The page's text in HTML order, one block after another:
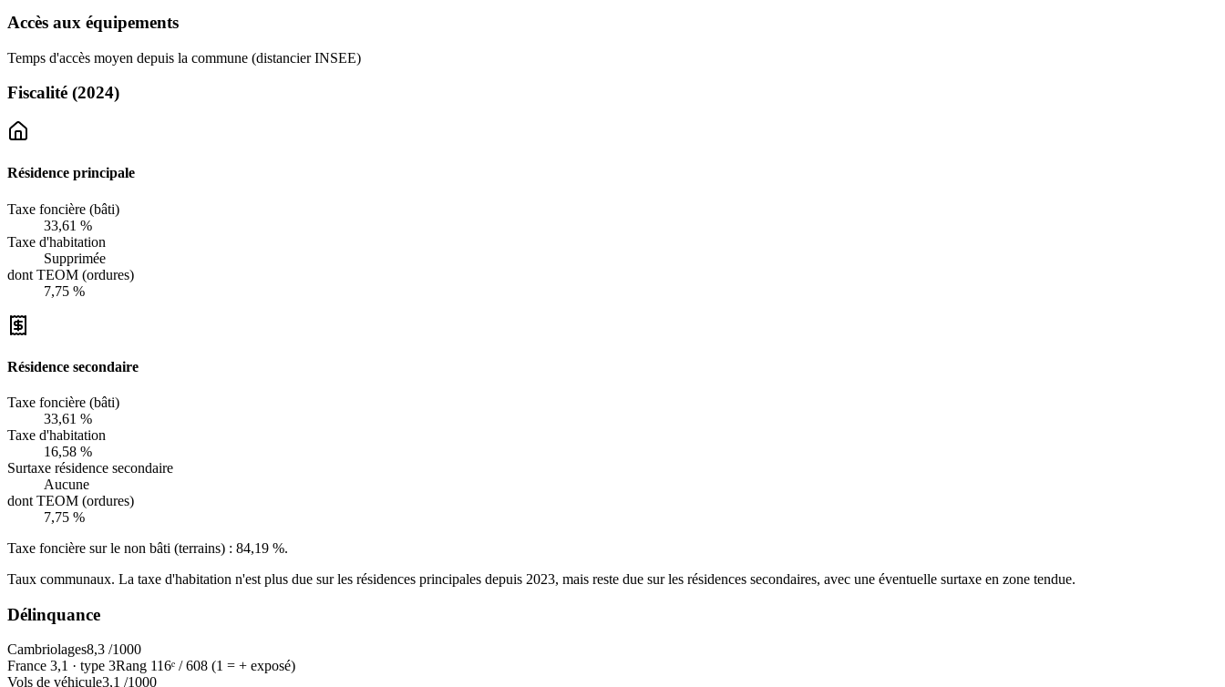
Accès aux équipements
Temps d'accès moyen depuis la commune (distancier INSEE)
Fiscalité (2024)
Résidence principale
Taxe foncière (bâti)
33,61 %
Taxe d'habitation
Supprimée
dont TEOM (ordures)
7,75 %
Résidence secondaire
Taxe foncière (bâti)
33,61 %
Taxe d'habitation
16,58 %
Surtaxe résidence secondaire
Aucune
dont TEOM (ordures)
7,75 %
Taxe foncière sur le non bâti (terrains) : 84,19 %.
Taux communaux. La taxe d'habitation n'est plus due sur les résidences principales depuis 2023, mais reste due sur les résidences secondaires, avec une éventuelle surtaxe en zone tendue.
Délinquance
Cambriolages8,3 /1000
France 3,1 · type 3Rang 116ᵉ /608 (1 = + exposé)
Vols de véhicule3,1 /1000